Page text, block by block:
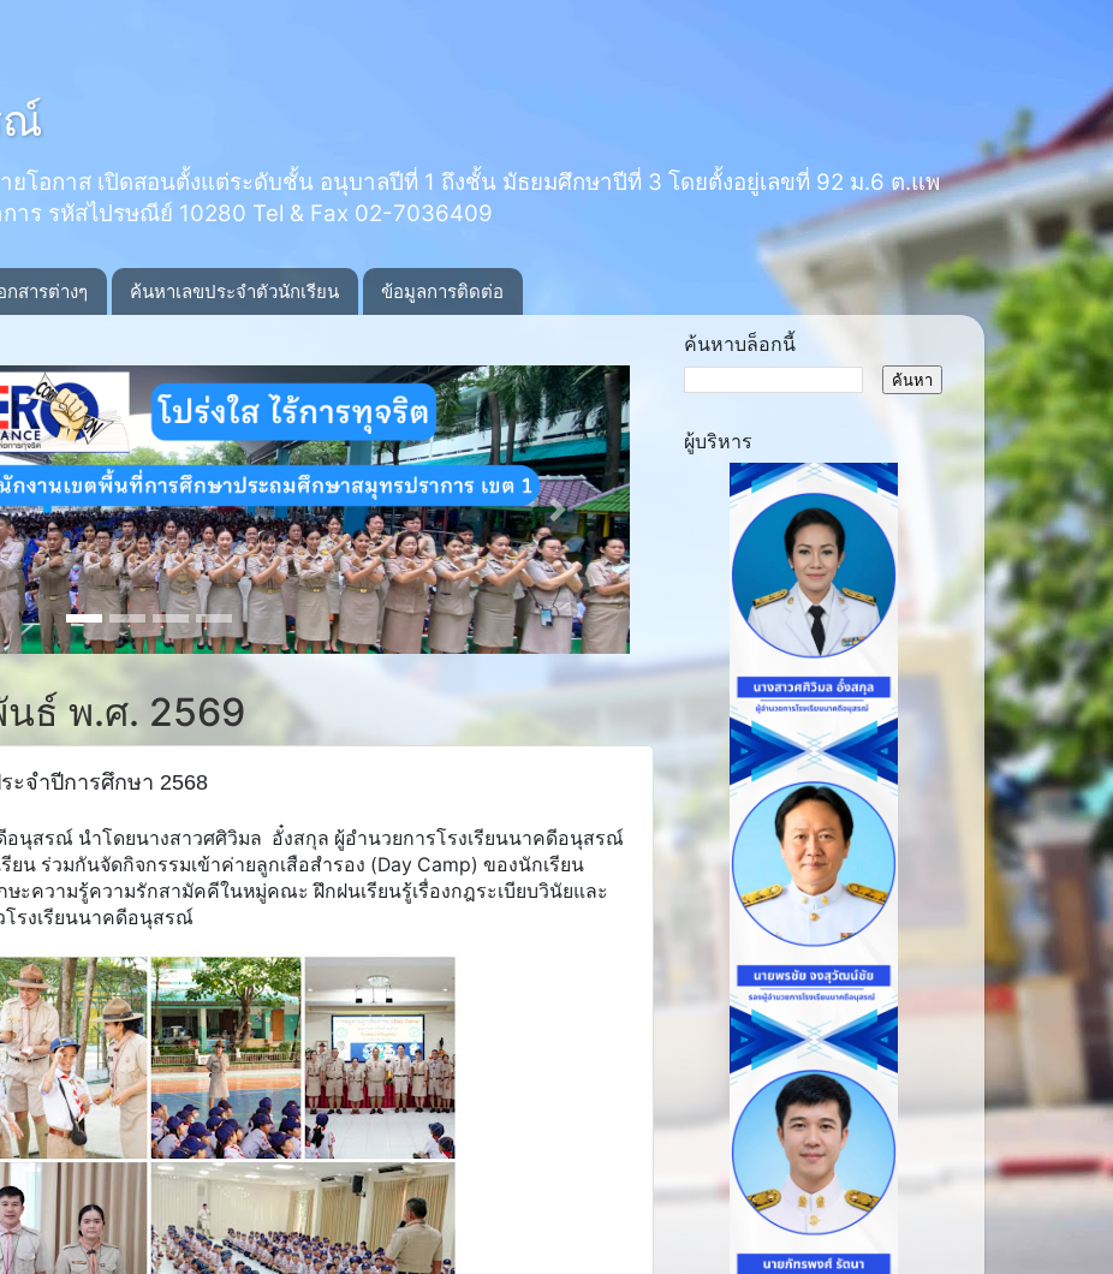
ณ์
ยโอกาส เปิดสอนตั้งแต่ระดับชั้น อนุบาลปีที่ 1 ถึงชั้น มัธยมศึกษาปีที่ 3 โดยตั้งอยู่เลขที่ 92 ม.6 ต.แพ
าร รหัสไปรษณีย์ 10280 Tel & Fax 02-7036409
กสารต่างๆ ค้นหาเลขประจำตัวนักเรียน ข้อมูลการติดต่อ
Next
ธ์ พ.ศ. 2569
ะจำปีการศึกษา 2568
อนุสรณ์ นำโดยนางสาวศศิวิมล อั๋งสกุล ผู้อำนวยการโรงเรียนนาคดีอนุสรณ์
ร่วมกันจัดกิจกรรมเข้าค่ายลูกเสือสำรอง (Day Camp) ของนักเรียน
ษะความรู้ความรักสามัคคีในหมู่คณะ ฝึกฝนเรียนรู้เรื่องกฎระเบียบวินัยและ
รงเรียนนาคดีอนุสรณ์
ค้นหาบล็อกนี้
ผู้บริหาร